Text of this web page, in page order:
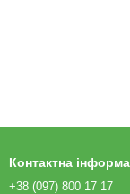
Контактна
+38 (097) 800 17 17